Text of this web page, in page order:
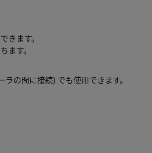
きます。
ます。
の間に接続) でも使用できます。